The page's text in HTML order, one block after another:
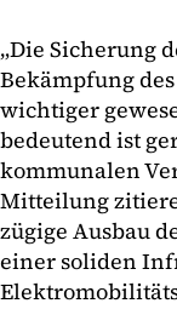
„Die Sicherung
Bekämpfung
wichtiger
bedeutend ist
kommunalen
Mitteilung
zügige Ausbau
einer soliden